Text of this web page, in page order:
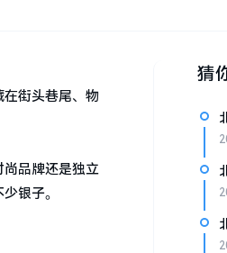
街头巷尾、物
品牌还是独立
银子。
猜